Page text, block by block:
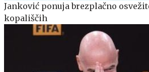
Janković ponuja brezplačno
kopališčih